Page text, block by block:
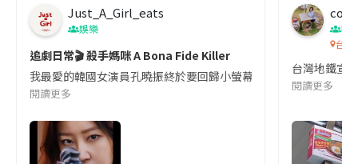
Just_A_Girl_eats
娛樂
追劇日常🎬 殺手媽咪 A Bona Fide Killer
我最愛的韓國女演員孔曉振終於要回歸小螢幕啦!這次的劇本改編
閱讀更多
co
吹
台灣
台灣地鐵宣
閱讀更多